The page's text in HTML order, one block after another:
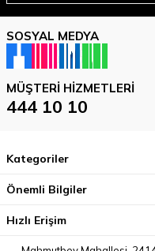
SOSYAL MEDYA
MÜŞTERI HIZMETLERI
444 10 10
Kategoriler
Önemli Bilgiler
Hızlı Erişim